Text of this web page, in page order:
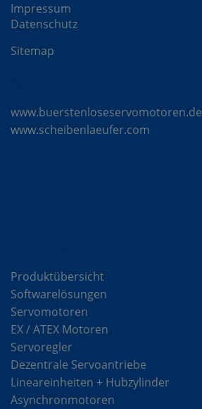
Impressum
Datenschutz
Sitemap
www.buerstenloseservomotoren.de
www.scheibenlaeufer.com
Produktübersicht
Softwarelösungen
Servomotoren
EX / ATEX Motoren
Servoregler
Dezentrale Servoantriebe
Lineareinheiten + Hubzylinder
Asynchronmotoren